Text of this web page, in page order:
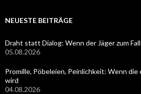
NEUESTE BEITRÄGE
Draht statt Dialog: Wenn der Jäger zum
05.08.2026
Promille, Pöbeleien, Peinlichkeit: Wenn die
wird
04.08.2026